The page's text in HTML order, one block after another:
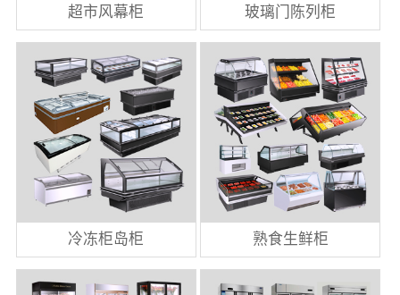
超市风幕柜 玻璃门陈列柜
冷冻柜岛柜 熟食生鲜柜